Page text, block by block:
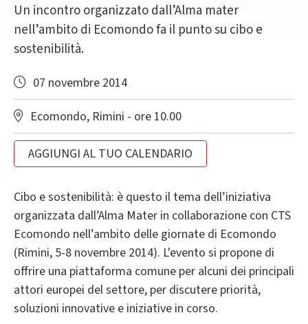
Un incontro organizzato dall’Alma mater
nell’ambito di Ecomondo fa il punto su cibo e
sostenibilità.
07 novembre 2014
Ecomondo, Rimini - ore 10.00
AGGIUNGI AL TUO CALENDARIO
Cibo e sostenibilità: è questo il tema dell’iniziativa
organizzata dall’Alma Mater in collaborazione con CTS
Ecomondo nell’ambito delle giornate di Ecomondo
(Rimini, 5-8 novembre 2014). L'evento si propone di
offrire una piattaforma comune per alcuni dei principali
attori europei del settore, per discutere priorità,
soluzioni innovative e iniziative in corso.